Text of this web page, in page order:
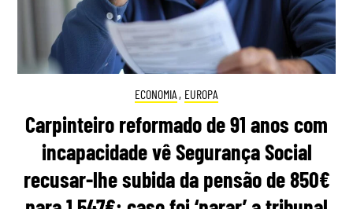
ECONOMIA , EUROPA
Carpinteiro reformado de 91 anos com
incapacidade vê Segurança Social
recusar-lhe subida da pensão de 850€